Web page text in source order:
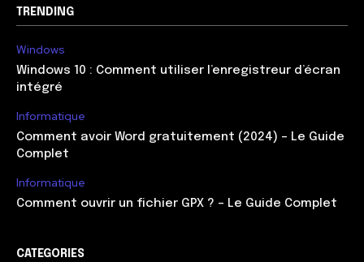
TRENDING
Windows
Windows 10 : Comment utiliser l’enregistreur d’écran
intégré
Informatique
Comment avoir Word gratuitement (2024) – Le Guide
Complet
Informatique
Comment ouvrir un fichier GPX ? – Le Guide Complet
CATEGORIES